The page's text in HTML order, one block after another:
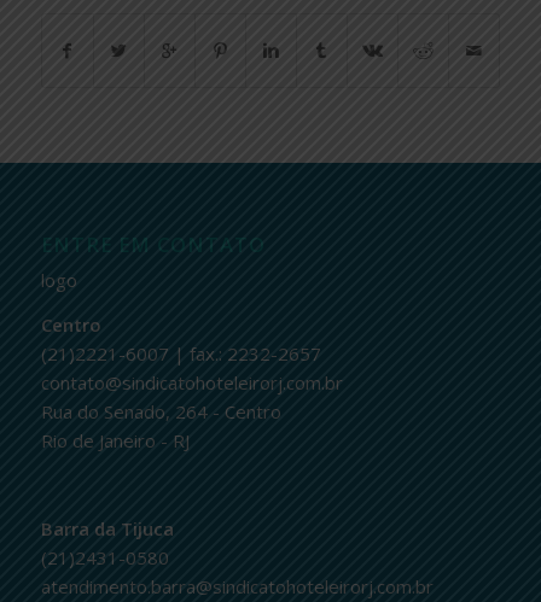
ENTRE EM CONTATO
logo
Centro
(21)2221-6007 | fax.: 2232-2657
contato@sindicatohoteleirorj.com.br
Rua do Senado, 264 - Centro
Rio de Janeiro - RJ
Barra da Tijuca
(21)2431-0580
atendimento.barra@sindicatohoteleirorj.com.br